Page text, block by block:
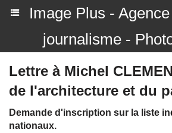
Image Plus -
journalisme -
Lettre à Michel
de l'architecture et du
Demande d'inscription sur la liste
nationaux.